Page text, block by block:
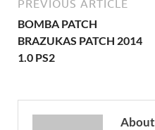
PREVIOUS ARTICLE
BOMBA PATCH
BRAZUKAS PATCH 2014
1.0 PS2